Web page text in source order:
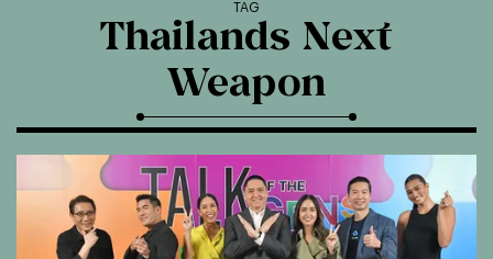
TAG
Thailands Next
Weapon